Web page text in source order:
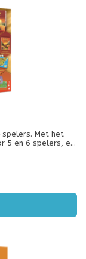
Met het
5 en 6 spelers, en